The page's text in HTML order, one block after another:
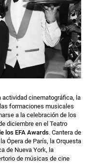
actividad cinematográfica, la
formaciones musicales
a la celebración de los
diciembre en el Teatro
los EFA Awards. Cantera de
Ópera de París, la Orquesta
de Nueva York, la
de músicas de cine